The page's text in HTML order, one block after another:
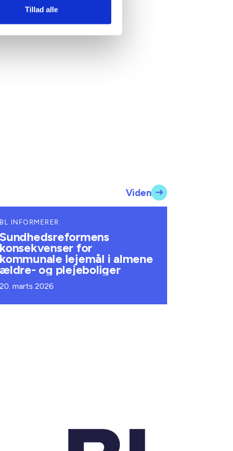
Tillad alle
Viden
BL INFORMERER
Sundhedsreformens
konsekvenser for
kommunale lejemål i almene
ældre- og plejeboliger
20. marts 2026